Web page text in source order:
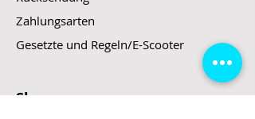
Zahlungsarten
Gesetzte und Regeln/E-Scooter
Shop